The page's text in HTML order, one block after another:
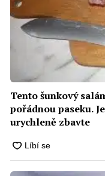
Tento šunkový
pořádnou paseku.
urychleně zbavte